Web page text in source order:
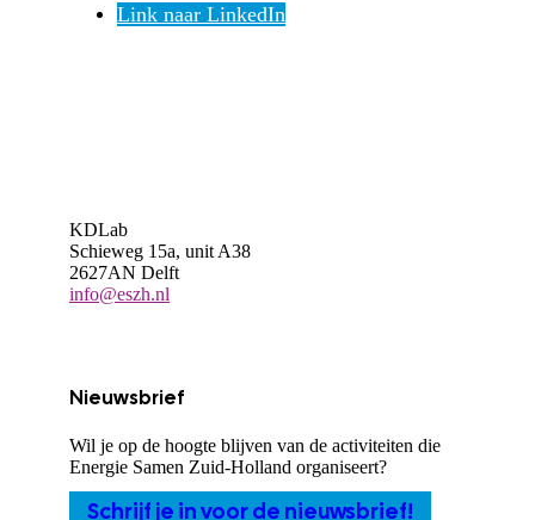
Link naar LinkedIn
KDLab
Schieweg 15a, unit A38
2627AN Delft
info@eszh.nl
Nieuwsbrief
Wil je op de hoogte blijven van de activiteiten die
Energie Samen Zuid-Holland organiseert?
Schrijf je in voor de nieuwsbrief!